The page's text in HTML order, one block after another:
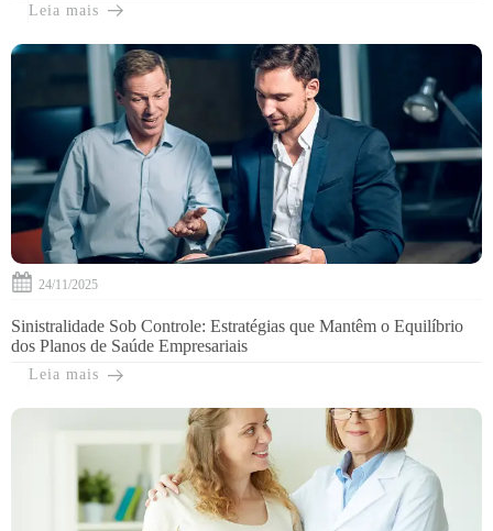
Leia mais
24/11/2025
Sinistralidade Sob Controle: Estratégias que Mantêm o Equilíbrio
dos Planos de Saúde Empresariais
Leia mais